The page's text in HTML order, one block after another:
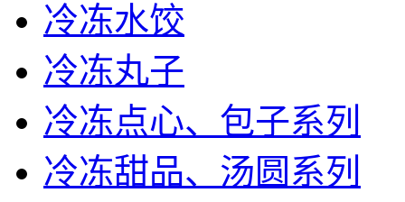
冷冻水饺
冷冻丸子
冷冻点心、包子系列
冷冻甜品、汤圆系列